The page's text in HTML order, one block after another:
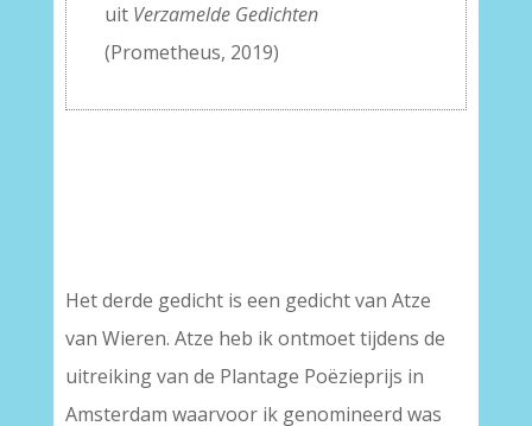
uit Verzamelde Gedichten
(Prometheus, 2019)
Het derde gedicht is een gedicht van Atze
van Wieren. Atze heb ik ontmoet tijdens de
uitreiking van de Plantage Poëzieprijs in
Amsterdam waarvoor ik genomineerd was